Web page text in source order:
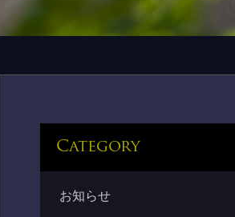
Category
お知らせ